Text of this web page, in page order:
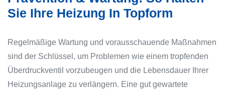
Sie Ihre Heizung In Topform
Regelmäßige Wartung und vorausschauende Maßnahmen
sind der Schlüssel, um Problemen wie einem tropfenden
Überdruckventil vorzubeugen und die Lebensdauer Ihrer
Heizungsanlage zu verlängern. Eine gut gewartete